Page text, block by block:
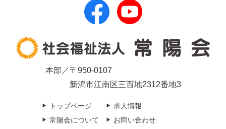
本部／〒950-0107
新潟市江南区三百地2312番地3
トップページ
常陽会について
求人情報
お問い合わせ